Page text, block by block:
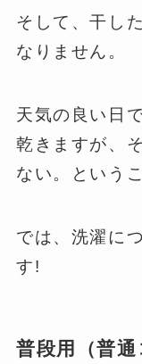
そして、干し
なりません。
天気の良い日
乾きますが、
ない。という
では、洗濯に
す!
普段用（普通